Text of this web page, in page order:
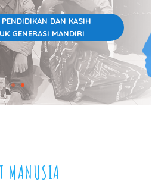
DAN KASIH
GENERASI MANDIRI
MANUSIA